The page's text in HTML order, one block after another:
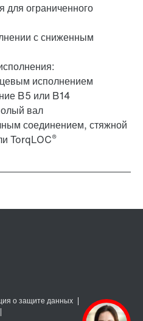
для ограниченного
с сниженным
исполнением
B5 или B14
вал
соединением, стяжной
TorqLOC®